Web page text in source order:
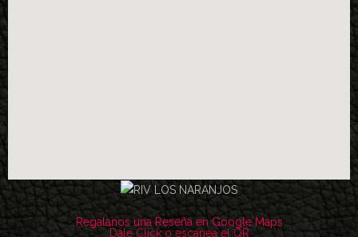
Regalanos una Reseña en Google Maps
Dale Click o escanea el QR